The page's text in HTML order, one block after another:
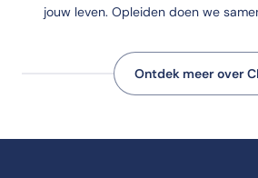
jouw leven. Opleiden doen we
Ontdek meer over